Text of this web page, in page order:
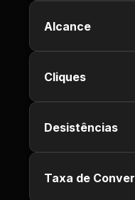
Alcance
Cliques
Desistências
Taxa de